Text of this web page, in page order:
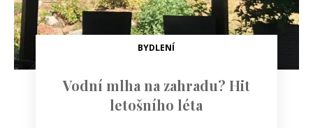
BYDLENÍ
Vodní mlha na zahradu? Hit
letošního léta